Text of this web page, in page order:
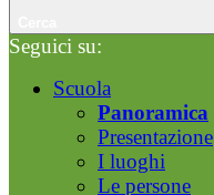
Seguici su:
Scuola
Panoramica
Presentazione
I luoghi
Le persone